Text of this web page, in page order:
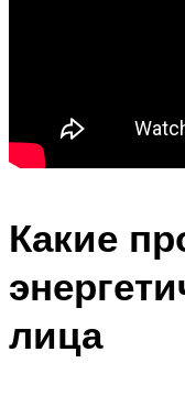
Какие
лица